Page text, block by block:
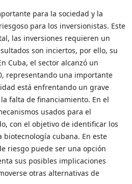
para la sociedad y la
para los inversionistas. Este
las inversiones requieren un
son inciertos, por ello, su
Cuba, el sector alcanzó un
representando una importante
está enfrentando un grave
falta de financiamiento. En el
usados para el
con el objetivo de identificar los
cubana. En este
riesgo puede ser una opción
sus posibles implicaciones
otras alternativas de